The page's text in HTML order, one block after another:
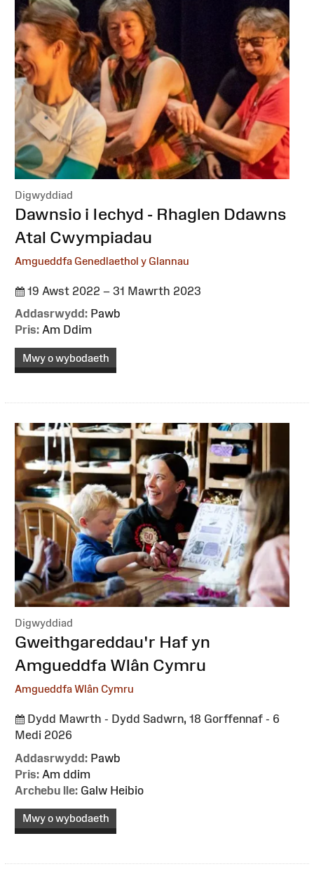
Digwyddiad
:Dawnsio i Iechyd - Rhaglen Ddawns
Atal Cwympiadau
Amgueddfa Genedlaethol y Glannau
19 Awst 2022 – 31 Mawrth 2023
Addasrwydd: Pawb
Pris: Am Ddim
Mwy o wybodaeth
Digwyddiad
:Gweithgareddau'r Haf yn
Amgueddfa Wlân Cymru
Amgueddfa Wlân Cymru
Dydd Mawrth - Dydd Sadwrn, 18 Gorffennaf - 6
Medi 2026
Addasrwydd: Pawb
Pris: Am ddim
Archebu lle: Galw Heibio
Mwy o wybodaeth